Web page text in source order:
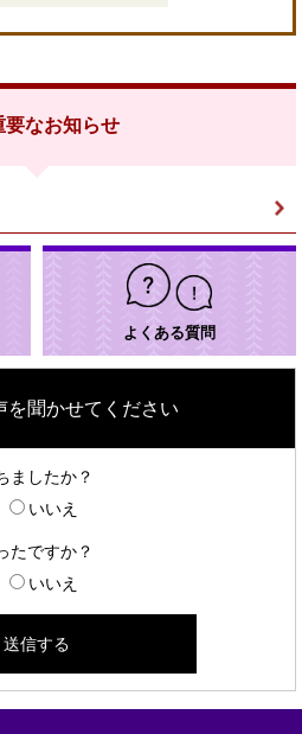
要なお知らせ
よくある質問
を聞かせてください
ましたか？
いいえ
たですか？
いいえ